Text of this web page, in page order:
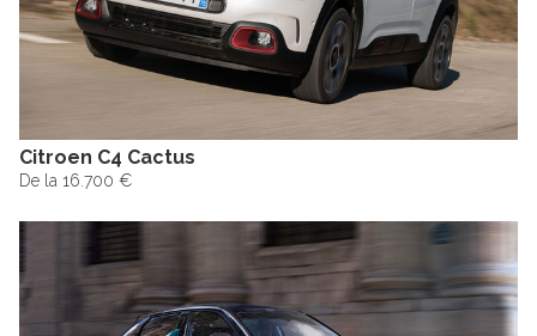
Citroen C4 Cactus
De la 16.700 €